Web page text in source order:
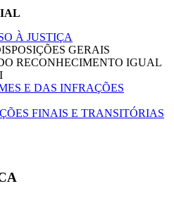
À JUSTIÇA
GERAIS
RECONHECIMENTO IGUAL
E DAS INFRAÇÕES
FINAIS E TRANSITÓRIAS